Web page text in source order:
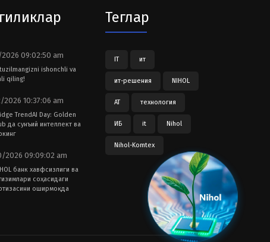
09:02:50 am
ishonchli va
qiling!
10:37:06 am
TrendAI Day: Golden
да сунъий интеллект ва
2026 09:09:02 am
банк хавфсизлиги ва
соҳасидаги
оширмоқда
Теглар
IT ит
ит-решения NIHOL
АТ технология
ИБ it Nihol
Nihol-Komtex